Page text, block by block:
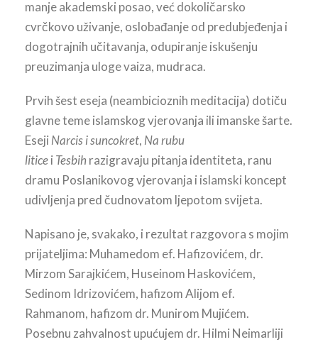
manje akademski posao, već dokoličarsko
cvrčkovo uživanje, oslobađanje od predubjeđenja i
dogotrajnih učitavanja, odupiranje iskušenju
preuzimanja uloge vaiza, mudraca.
Prvih šest eseja (neambicioznih meditacija) dotiču
glavne teme islamskog vjerovanja ili imanske šarte.
Eseji Narcis i suncokret, Na rubu
liticei Tesbih razigravaju pitanja identiteta, ranu
dramu Poslanikovog vjerovanja i islamski koncept
udivljenja pred čudnovatom ljepotom svijeta.
Napisano je, svakako, i rezultat razgovora s mojim
prijateljima: Muhamedom ef. Hafizovićem, dr.
Mirzom Sarajkićem, Huseinom Haskovićem,
Sedinom Idrizovićem, hafizom Alijom ef.
Rahmanom, hafizom dr. Munirom Mujićem.
Posebnu zahvalnost upućujem dr. Hilmi Neimarliji